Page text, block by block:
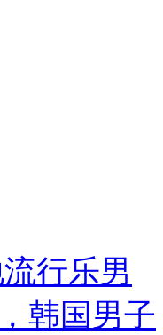
行乐男
韩国男子